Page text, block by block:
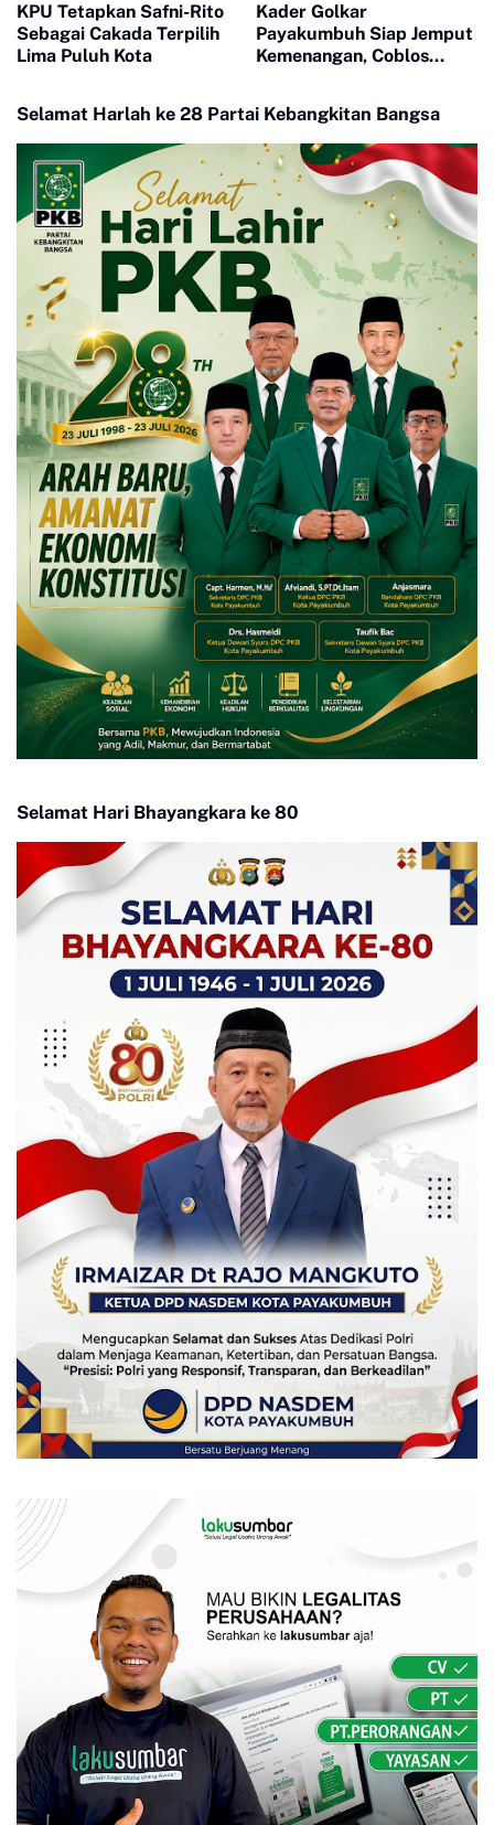
KPU Tetapkan Safni-Rito
Sebagai Cakada Terpilih
Lima Puluh Kota
Kader Golkar
Payakumbuh Siap Jemput
Kemenangan, Coblos
Selamat Harlah ke 28 Partai Kebangkitan Bangsa
Selamat Hari Bhayangkara ke 80